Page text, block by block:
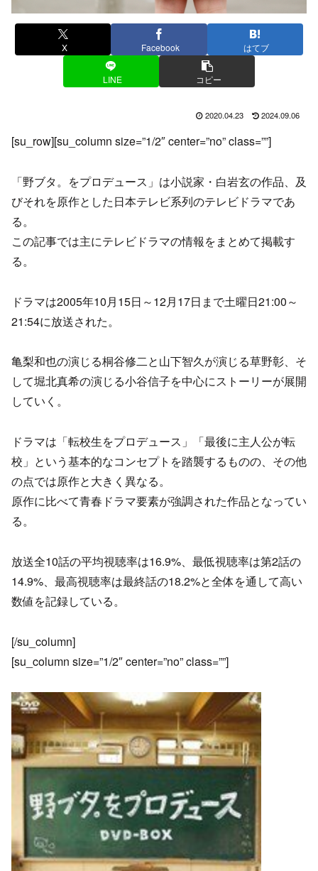
X Facebook はてブ
LINE コピー
2020.04.23 2024.09.06
[su_row][su_column size=”1/2″ center=”no” class=””]
「野ブタ。をプロデュース」は小説家・白岩玄の作品、及
びそれを原作とした日本テレビ系列のテレビドラマであ
る。
この記事では主にテレビドラマの情報をまとめて掲載す
る。
ドラマは2005年10月15日～12月17日まで土曜日21:00～
21:54に放送された。
亀梨和也の演じる桐谷修二と山下智久が演じる草野彰、そ
して堀北真希の演じる小谷信子を中心にストーリーが展開
していく。
ドラマは「転校生をプロデュース」「最後に主人公が転
校」という基本的なコンセプトを踏襲するものの、その他
の点では原作と大きく異なる。
原作に比べて青春ドラマ要素が強調された作品となってい
る。
放送全10話の平均視聴率は16.9%、最低視聴率は第2話の
14.9%、最高視聴率は最終話の18.2%と全体を通して高い
数値を記録している。
[/su_column]
[su_column size=”1/2″ center=”no” class=””]